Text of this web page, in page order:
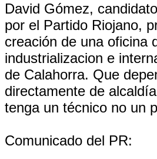
David Gómez,
por el Partido Riojano,
creación de una oficina
industrializacion e
de Calahorra. Que
directamente de
tenga un técnico no un
Comunicado del PR: